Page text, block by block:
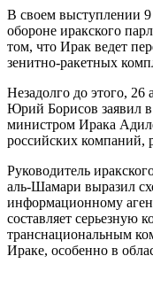
В своем выступлении 9
обороне иракского
том, что Ирак ведет
зенитно-ракетных
Незадолго до этого, 26
Юрий Борисов заявил в
министром Ирака
российских компаний,
Руководитель
аль-Шамари выразил
информационному
составляет серьезную
транснациональным
Ираке, особенно в